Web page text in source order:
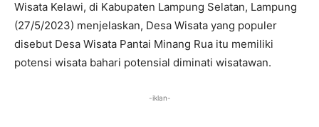
Wisata Kelawi, di Kabupaten Lampung Selatan, Lampung
(27/5/2023) menjelaskan, Desa Wisata yang populer
disebut Desa Wisata Pantai Minang Rua itu memiliki
potensi wisata bahari potensial diminati wisatawan.
-iklan-